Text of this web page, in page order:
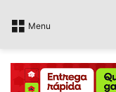
Menu